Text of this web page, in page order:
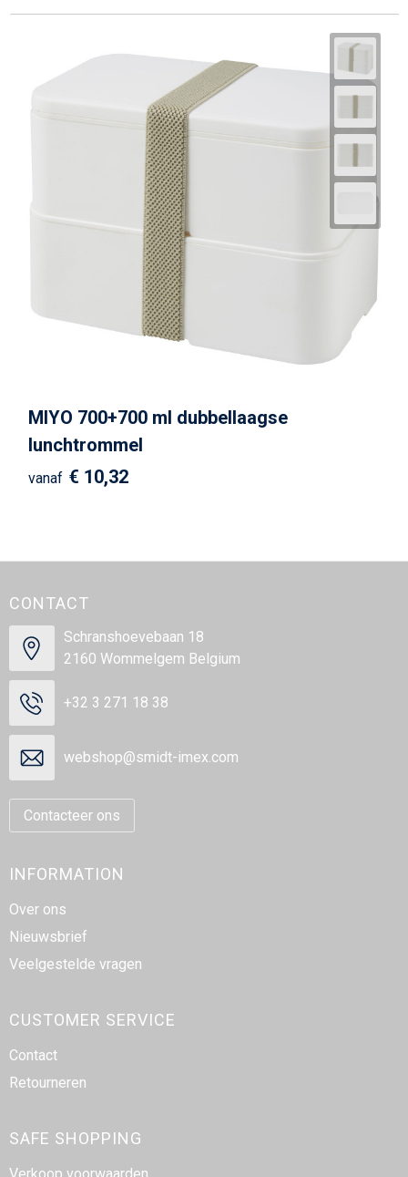
MIYO 700+700 ml dubbellaagse
lunchtrommel
vanaf € 10,32
CONTACT
Schranshoevebaan 18
2160 Wommelgem Belgium
+32 3 271 18 38
webshop@smidt-imex.com
Contacteer ons
INFORMATION
Over ons
Nieuwsbrief
Veelgestelde vragen
CUSTOMER SERVICE
Contact
Retourneren
SAFE SHOPPING